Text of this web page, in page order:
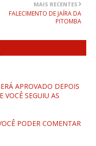
MAIS RECENTES
FALECIMENTO DE JAÍRA DA
PITOMBA
APROVADO DEPOIS
VOCÊ SEGUIU AS
PODER COMENTAR